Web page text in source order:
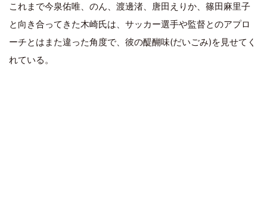
これまで今泉佑唯、のん、渡邊渚、唐田えりか、篠田麻里子
と向き合ってきた木崎氏は、サッカー選手や監督とのアプロ
ーチとはまた違った角度で、彼の醍醐味(だいごみ)を見せてく
れている。